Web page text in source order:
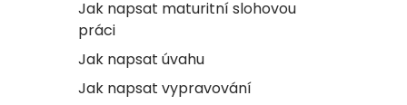
Jak napsat maturitní slohovou
práci
Jak napsat úvahu
Jak napsat vypravování